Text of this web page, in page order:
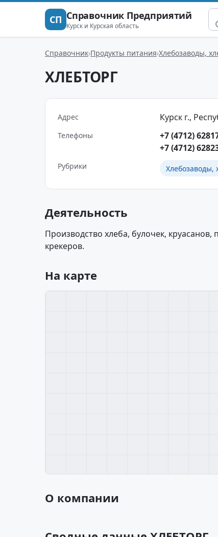
СП Справочник Предприятий
Курск и Курская область
Справочник Продукты питания Хлебозаводы,
ХЛЕБТОРГ
Адрес Курск г.,
Телефоны
+7 (4712)
+7 (4712)
Рубрики Хлебозаводы,
Деятельность
Производство хлеба, булочек, круасанов,
крекеров.
На карте
О компании